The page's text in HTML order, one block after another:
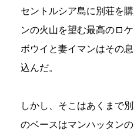
セントルシア島に別荘を
ンの火山を望む最高のロ
ボウイと妻イマンはその
込んだ。
しかし、そこはあくまで
のベースはマンハッタン